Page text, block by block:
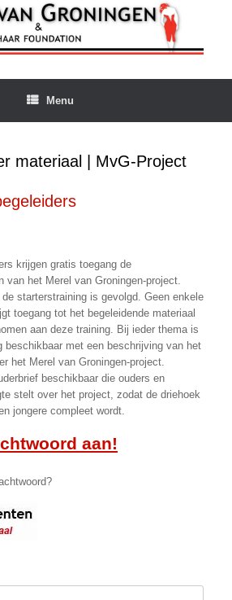
Menu
materiaal | MvG-Project
krijgen gratis toegang de
van het Merel van Groningen-project.
starterstraining is gevolgd. Geen enkele
toegang tot het begeleidende materiaal
aan deze training. Bij ieder thema is
beschikbaar met een beschrijving van het
het Merel van Groningen-project.
beschikbaar die ouders en
stelt over het project, zodat de driehoek
jongere compleet wordt.
aan!